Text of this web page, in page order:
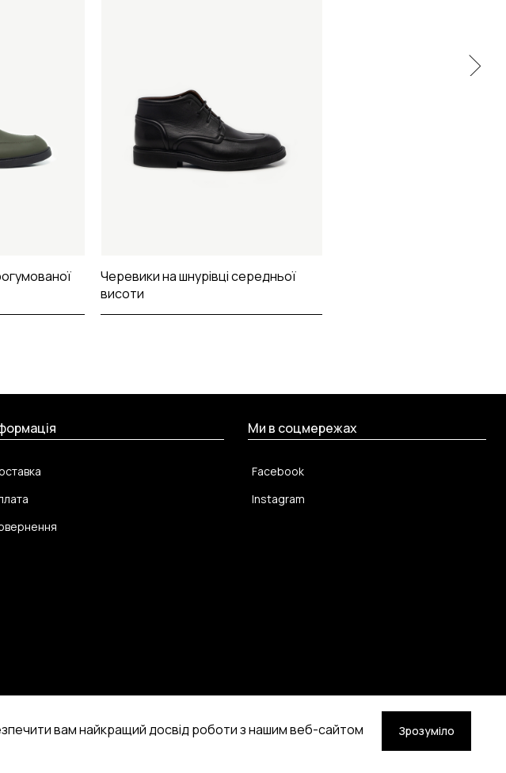
Черевики на шнурівці середньої
висоти
Ми в соцмережах
Facebook
Instagram
вам найкращий досвід роботи з нашим веб-сайтом Зрозуміло